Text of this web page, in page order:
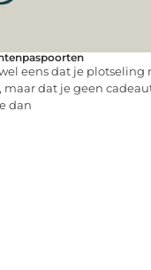
eens dat je plotseling
maar dat je geen
dan